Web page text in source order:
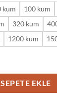
kum 100 kum
320 kum
1200 kum
SEPETE EKLE